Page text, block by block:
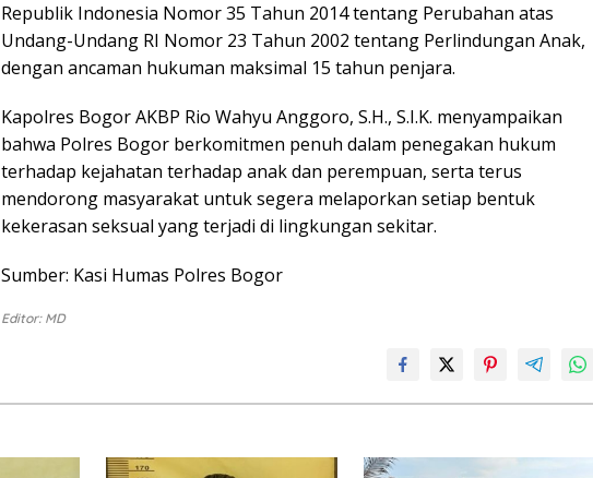
Republik Indonesia Nomor 35 Tahun 2014 tentang Perubahan atas
Undang-Undang RI Nomor 23 Tahun 2002 tentang Perlindungan Anak,
dengan ancaman hukuman maksimal 15 tahun penjara.
Kapolres Bogor AKBP Rio Wahyu Anggoro, S.H., S.I.K. menyampaikan
bahwa Polres Bogor berkomitmen penuh dalam penegakan hukum
terhadap kejahatan terhadap anak dan perempuan, serta terus
mendorong masyarakat untuk segera melaporkan setiap bentuk
kekerasan seksual yang terjadi di lingkungan sekitar.
Sumber: Kasi Humas Polres Bogor
Editor: MD